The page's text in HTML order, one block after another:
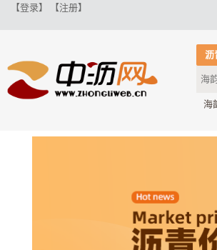
【登录】 【注册】
沥
海